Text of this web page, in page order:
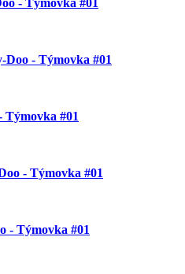
- Týmovka #01
Doo - Týmovka #01
Týmovka #01
- Týmovka #01
- Týmovka #01